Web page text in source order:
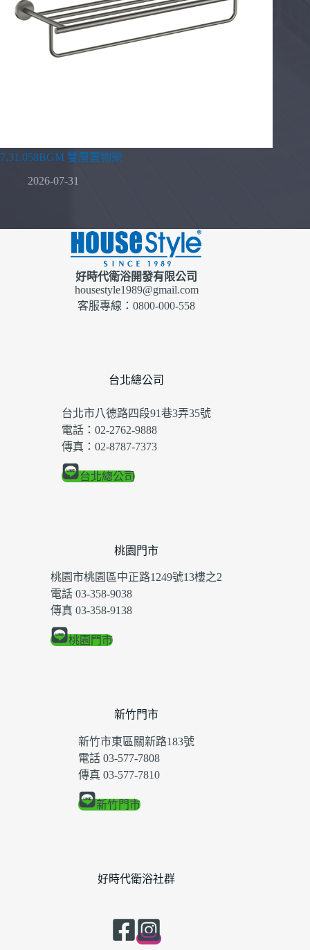
7.31.058BGM 雙層置物架
2026-07-31
好時代衛浴開發有限公司
housestyle1989@gmail.com
客服專線：0800-000-558
台北總公司
台北市八德路四段91巷3弄35號
電話：02-2762-9888
傳真：02-8787-7373
台北總公司
桃園門市
桃園市桃園區中正路1249號13樓之2
電話 03-358-9038
傳真 03-358-9138
桃園門市
新竹門市
新竹市東區關新路183號
電話 03-577-7808
傳真 03-577-7810
新竹門市
好時代衛浴社群